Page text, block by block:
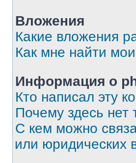
Вложения
Какие вложения
Как мне найти
Информация о
Кто написал эту
Почему здесь нет
С кем можно
или юридических